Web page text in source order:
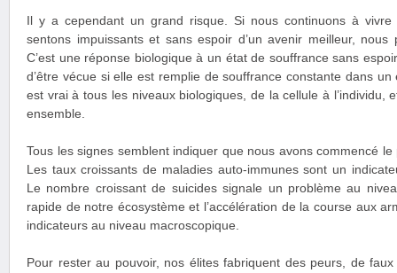
Il y a cependant un grand risque. Si nous continuons à
sentons impuissants et sans espoir d’un avenir meilleur, nous
C’est une réponse biologique à un état de souffrance sans
d’être vécue si elle est remplie de souffrance constante dans
est vrai à tous les niveaux biologiques, de la cellule à l’individu,
ensemble.
Tous les signes semblent indiquer que nous avons commencé le
Les taux croissants de maladies auto-immunes sont un
Le nombre croissant de suicides signale un problème au
rapide de notre écosystème et l’accélération de la course aux
indicateurs au niveau macroscopique.
Pour rester au pouvoir, nos élites fabriquent des peurs, de